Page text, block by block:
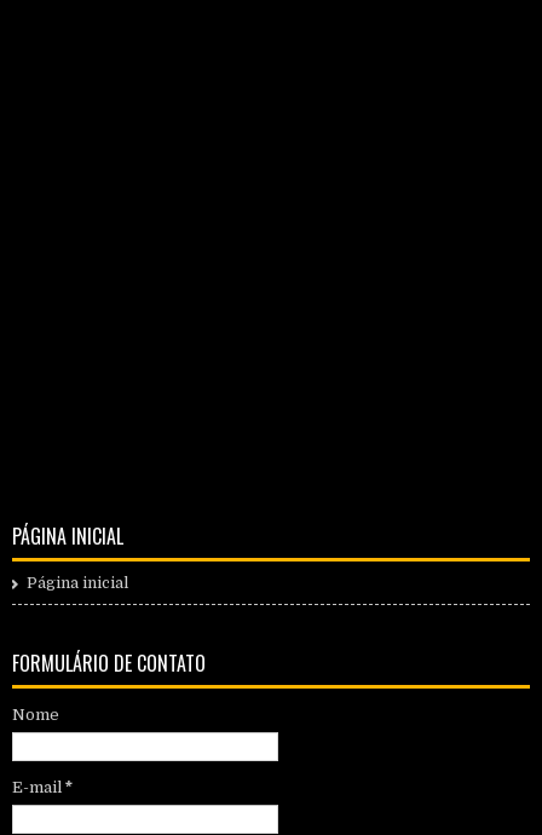
PÁGINA INICIAL
Página inicial
FORMULÁRIO DE CONTATO
Nome
E-mail *